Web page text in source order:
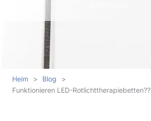
Heim > Blog
>
Funktionieren LED-Rotlichttherapiebetten??